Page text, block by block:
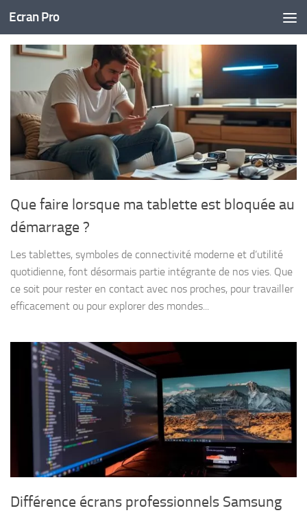
Skip to content
Ecran Pro
Que faire lorsque ma tablette est bloquée au
démarrage ?
Les tablettes, symboles de connectivité moderne et d’utilité
quotidienne, font désormais partie intégrante de nos vies. Que
ce soit pour rester en contact avec nos proches, pour travailler
efficacement ou pour explorer des mondes...
Différence écrans professionnels Samsung